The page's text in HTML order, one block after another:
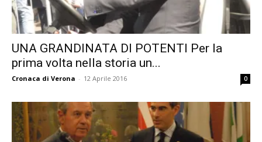
UNA GRANDINATA DI POTENTI Per la
prima volta nella storia un...
Cronaca di Verona - 12 Aprile 2016 0